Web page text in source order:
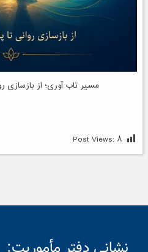
مسیر تاب آوری؛ از بازسازی
Post Views: ۸